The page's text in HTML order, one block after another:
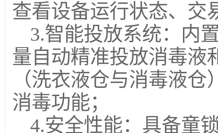
查看设备运行状态、交
3.智能投放系统：内
量自动精准投放消毒液
（洗衣液仓与消毒液
消毒功能；
4.安全性能：具备童